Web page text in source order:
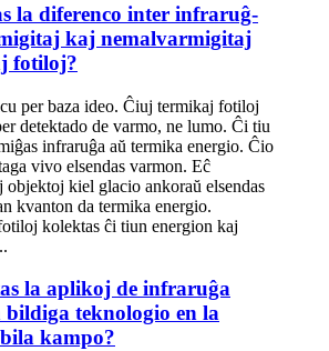
la diferenco inter infraruĝ-
kaj nemalvarmigitaj
fotiloj?
per baza ideo. Ĉiuj termikaj fotiloj
detektado de varmo, ne lumo. Ĉi tiu
infraruĝa aŭ termika energio. Ĉio
vivo elsendas varmon. Eĉ
objektoj kiel glacio ankoraŭ elsendas
kvanton da termika energio.
kolektas ĉi tiun energion kaj
la aplikoj de infraruĝa
teknologio en la
kampo?